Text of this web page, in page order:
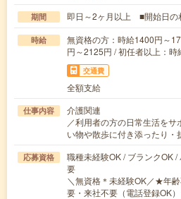
期間 即日～2ヶ月以上 ■開始日の
時給
無資格の方：時給1400円～
円～2125円 / 初任者以上：
交通費
全額支給
仕事内容
介護関連
／利用者の方の日常生活を
い物や散歩に付き添ったり
応募資格
職種未経験OK / ブランクOK
要
＼無資格＊未経験OK／★年
要・来社不要（電話登録OK